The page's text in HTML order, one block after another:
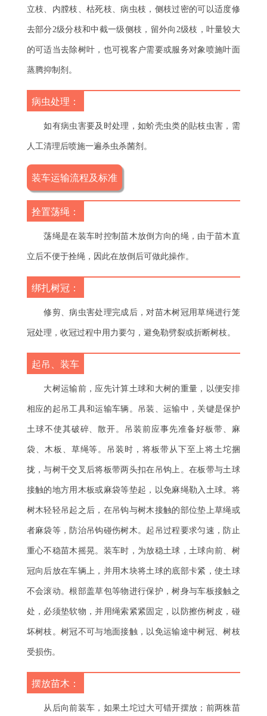
立枝、内膛枝、枯死枝、病虫枝，侧枝过密的可以适度修
去部分2级分枝和中截一级侧枝，留外向2级枝，叶量较大
的可适当去除树叶，也可视客户需要或服务对象喷施叶面
蒸腾抑制剂。
病虫处理：
如有病虫害要及时处理，如蚧壳虫类的貼枝虫害，需
人工清理后喷施一遍杀虫杀菌剂。
装车运输流程及标准
拴置荡绳：
荡绳是在装车时控制苗木放倒方向的绳，由于苗木直
立后不便于拴绳，因此在放倒后可做此操作。
绑扎树冠：
修剪、病虫害处理完成后，对苗木树冠用草绳进行笼
冠处理，收冠过程中用力要匀，避免勒劈裂或折断树枝。
起吊、装车
大树运输前，应先计算土球和大树的重量，以便安排
相应的起吊工具和运输车辆。吊装、运输中，关键是保护
土球不使其破碎、散开。吊装前应事先准备好板带、麻
袋、木板、草绳等。吊装时，将板带从下至上将土坨捆
拢，与树干交叉后将板带两头扣在吊钩上。在板带与土球
接触的地方用木板或麻袋等垫起，以免麻绳勒入土球。将
树木轻轻吊起之后，在吊钩与树木接触的部位垫上草绳或
者麻袋等，防治吊钩碰伤树木。起吊过程要求匀速，防止
重心不稳苗木摇晃。装车时，为放稳土球，土球向前、树
冠向后放在车辆上，并用木块将土球的底部卡紧，使土球
不会滚动。根部盖草包等物进行保护，树身与车板接触之
处，必须垫软物，并用绳索紧紧固定，以防擦伤树皮，碰
坏树枝。树冠不可与地面接触，以免运输途中树冠、树枝
受损伤。
摆放苗木：
从后向前装车，如果土坨过大可错开摆放；前两株苗